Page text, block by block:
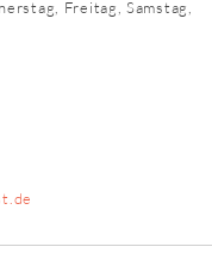
Freitag, Samstag,